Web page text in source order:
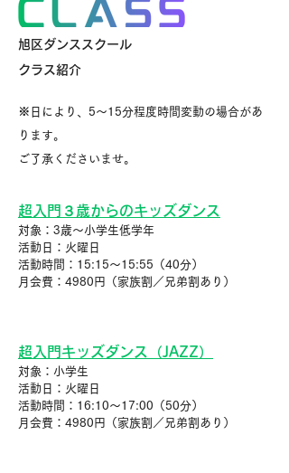
旭区ダンススクール
クラス紹介
※日により、5〜15分程度時間変動の場合があ
ります。
ご了承くださいませ。
超入門３歳からのキッズダンス
対象：3歳〜小学生低学年
活動日：火曜日
活動時間：15:15〜15:55（40分）
月会費：4980円（家族割／兄弟割あり）
超入門キッズダンス（JAZZ）
対象：小学生
活動日：火曜日
活動時間：16:10〜17:00（50分）
月会費：4980円（家族割／兄弟割あり）